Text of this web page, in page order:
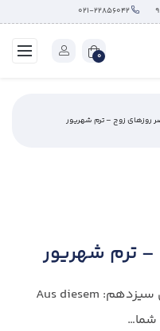
0
مهم ترین موضوعات ترم B1.2 فصل سیزدهم: Aus diesem